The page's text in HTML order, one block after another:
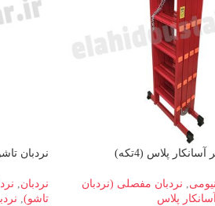
نردبان مفصلی (نردبان
پلاس
نردبان تاشو 5 متری آسانکار پلاس
نردبان
تاشو)